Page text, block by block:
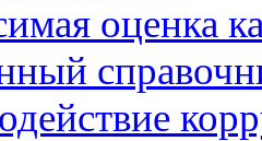
оценка